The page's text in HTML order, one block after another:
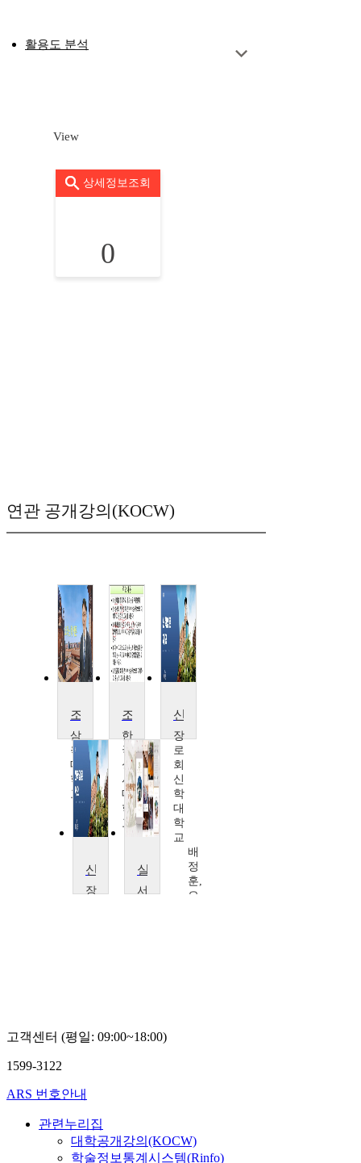
활용도 분석
View
상세정보조회
0
연관 공개강의(KOCW)
삼
육
대
학
교
제
해
종
한
국
성
서
대
학
교
유
선
장
로
회
신
학
대
학
교
배
정
훈,
오
근,
이
장
수,
섭,
이
상
서
고객센터 (평일: 09:00~18:00)
1599-3122
ARS 번호안내
관련누리집
대학공개강의(KOCW)
학술정보통계시스템(Rinfo)